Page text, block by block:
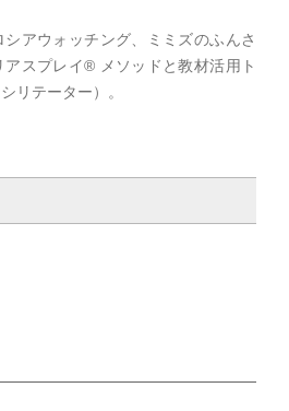
アウォッチング、ミミズのふんさ
スプレイ® メソッドと教材活用ト
リテーター）。